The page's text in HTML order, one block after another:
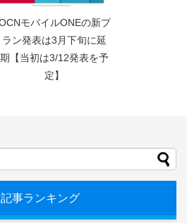
モバイルONEの新プ
ラン発表は3月下旬に延
期【当初は3/12発表を予
定】
事ランキング